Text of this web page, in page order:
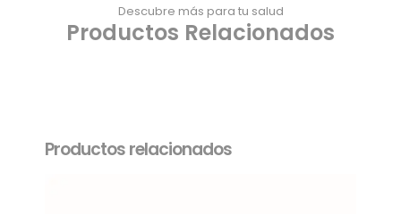
Productos Relacionados
Descubre más para tu salud
Productos relacionados